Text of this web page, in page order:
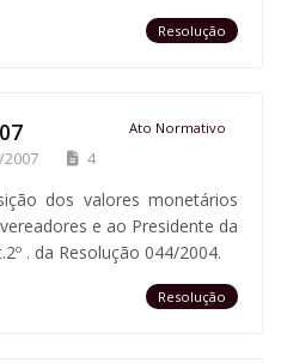
Resolução
Ato Normativo
2007 4
dos valores monetários
e ao Presidente da
. da Resolução 044/2004.
Resolução